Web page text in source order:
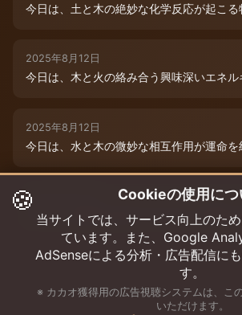
今日は、土と木の絶妙な化学反応が起こ
2025年8月12日
今日は、木と火の絡み合う興味深いエネ
2025年8月12日
今日は、水と木の微妙な相互作用が運命
2025年8月12日
今日は、情熱的な炎のエネルギーと柔軟
🍪 Cookieの使用につ
当サイトでは、サービス向上のた
ています。また、Google
AdSenseによる分析・広告配信に
す。
※ カカオ獲得用の広告視聴システムは、こ
いただけます。